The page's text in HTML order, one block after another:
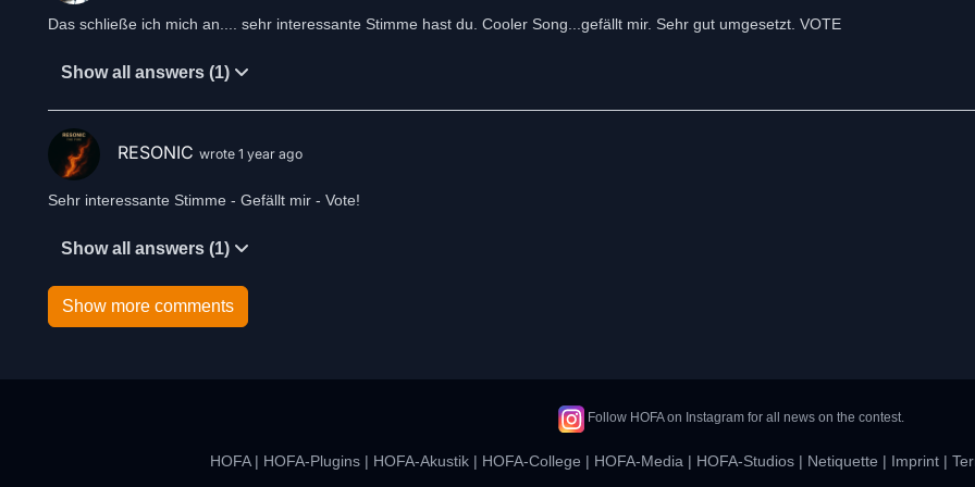
Das schließe ich mich an.... sehr interessante Stimme hast du. Cooler Song...gefällt mir. Sehr gut umgesetzt. VOTE
Show all answers (1)
RESONIC wrote 1 year ago
Sehr interessante Stimme - Gefällt mir - Vote!
Show all answers (1)
Show more comments
Follow HOFA on Instagram for all news on the contest.
HOFA| HOFA-Plugins | HOFA-Akustik | HOFA-College | HOFA-Media | HOFA-Studios | Netiquette | Imprint |